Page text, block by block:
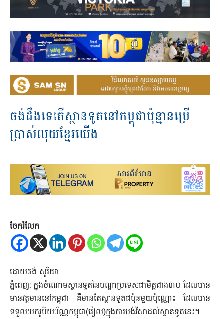
ចង់ដឹងទេតើស្ថានទូតនៅកម្ពុជាប៉ុន្មានប្រើ
ប្រាស់លុយខ្មែរយើង
ចែករំលែក
​ដោយគង់ សូរិយា
​ភ្នំពេញ: ក្នុងចំណោមស្ថានទូតនៃបណ្តាប្រទេសជាមិត្តជាង៣០ ដែលបាន
មានវត្ត​មាននៅកម្ពុជា គឺមានតែស្ថានទូតជប៉ុនមួយប៉ុណ្ណោះ ដែលបាន
ទទួលយករូបិយប័ណ្ណ​កម្ពុជា(រៀល)ក្នុងការបង់វីសាដល់ស្ថានទូតនេះ។